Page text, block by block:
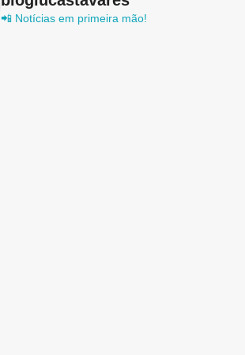
📲 Notícias em primeira mão!